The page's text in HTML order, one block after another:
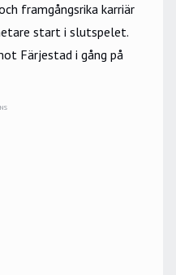
framgångsrika karriär
start i slutspelet.
Färjestad i gång på